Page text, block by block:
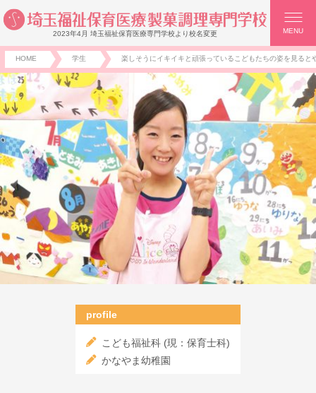
2023年4月 埼玉福祉保育医療専門学校より校名変更 MENU
HOME 学生 楽しそうにイキイキと頑張っているこどもたちの姿を見ると
profile
こども福祉科 (現：保育士科)
かなやま幼稚園